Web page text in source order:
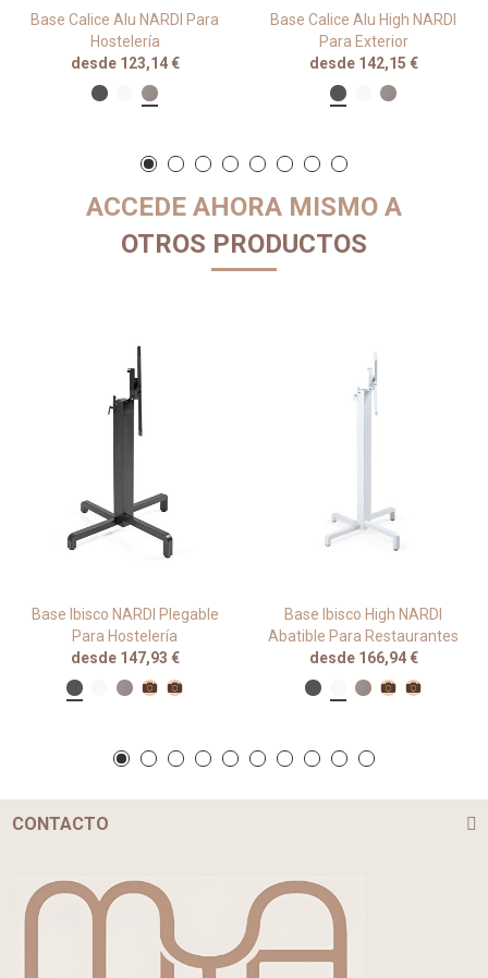
Base Calice Alu NARDI Para
Hostelería
desde 123,14 €
Base Calice Alu High NARDI
Para Exterior
desde 142,15 €
ACCEDE AHORA MISMO A
OTROS PRODUCTOS
Base Ibisco NARDI Plegable
Para Hostelería
desde 147,93 €
Base Ibisco High NARDI
Abatible Para Restaurantes
desde 166,94 €
CONTACTO